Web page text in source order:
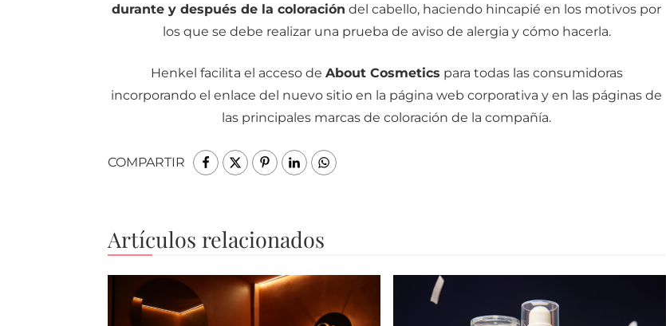
durante y después de la coloración del cabello, haciendo hincapié en los motivos por
los que se debe realizar una prueba de aviso de alergia y cómo hacerla.
Henkel facilita el acceso de About Cosmetics para todas las consumidoras
incorporando el enlace del nuevo sitio en la página web corporativa y en las páginas de
las principales marcas de coloración de la compañía.
COMPARTIR
Artículos relacionados